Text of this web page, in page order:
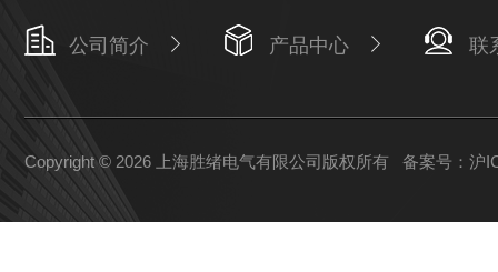
公司简介 产品中心 联
Copyright © 2026 上海胜绪电气有限公司版权所有 备案号：沪